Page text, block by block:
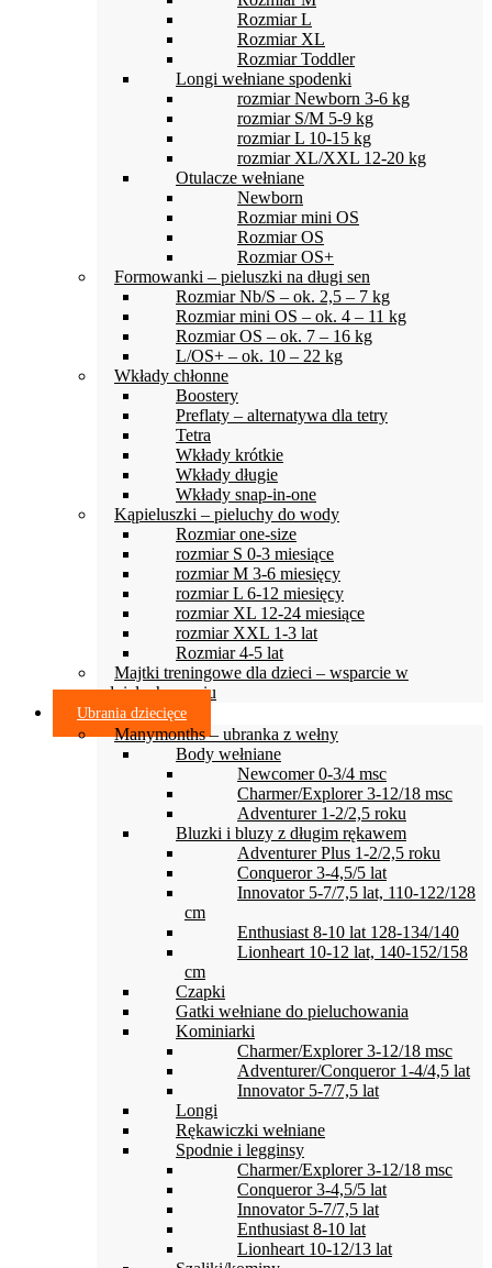
Rozmiar L
Rozmiar XL
Rozmiar Toddler
Longi wełniane spodenki
rozmiar Newborn 3-6 kg
rozmiar S/M 5-9 kg
rozmiar L 10-15 kg
rozmiar XL/XXL 12-20 kg
Otulacze wełniane
Newborn
Rozmiar mini OS
Rozmiar OS
Rozmiar OS+
Formowanki – pieluszki na długi sen
Rozmiar Nb/S – ok. 2,5 – 7 kg
Rozmiar mini OS – ok. 4 – 11 kg
Rozmiar OS – ok. 7 – 16 kg
L/OS+ – ok. 10 – 22 kg
Wkłady chłonne
Boostery
Preflaty – alternatywa dla tetry
Tetra
Wkłady krótkie
Wkłady długie
Wkłady snap-in-one
Kąpieluszki – pieluchy do wody
Rozmiar one-size
rozmiar S 0-3 miesiące
rozmiar M 3-6 miesięcy
rozmiar L 6-12 miesięcy
rozmiar XL 12-24 miesiące
rozmiar XXL 1-3 lat
Rozmiar 4-5 lat
Majtki treningowe dla dzieci – wsparcie w
odpieluchowaniu
Ubrania dziecięce
Manymonths – ubranka z wełny
Body wełniane
Newcomer 0-3/4 msc
Charmer/Explorer 3-12/18 msc
Adventurer 1-2/2,5 roku
Bluzki i bluzy z długim rękawem
Adventurer Plus 1-2/2,5 roku
Conqueror 3-4,5/5 lat
Innovator 5-7/7,5 lat, 110-122/128
cm
Enthusiast 8-10 lat 128-134/140
Lionheart 10-12 lat, 140-152/158
cm
Czapki
Gatki wełniane do pieluchowania
Kominiarki
Charmer/Explorer 3-12/18 msc
Adventurer/Conqueror 1-4/4,5 lat
Innovator 5-7/7,5 lat
Longi
Rękawiczki wełniane
Spodnie i legginsy
Charmer/Explorer 3-12/18 msc
Conqueror 3-4,5/5 lat
Innovator 5-7/7,5 lat
Enthusiast 8-10 lat
Lionheart 10-12/13 lat